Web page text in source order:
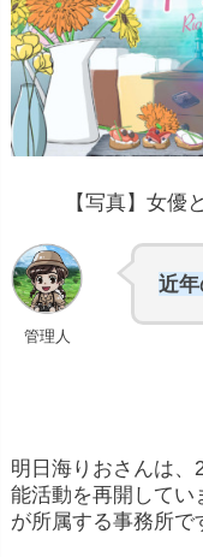
【写真】女優
管理人
近年
明日海りおさんは、
能活動を再開してい
が所属する事務所で